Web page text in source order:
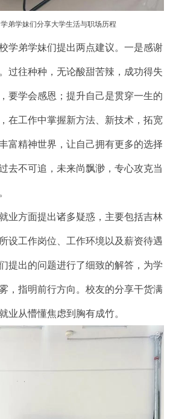
弟学妹们分享大学生活与职场历程
学弟学妹们提出两点建议。一是感谢
过往种种，无论酸甜苦辣，成功得失
要学会感恩；提升自己是贯穿一生的
在工作中掌握新方法、新技术，拓宽
富精神世界，让自己拥有更多的选择
去不可追，未来尚飘渺，专心攻克当
业方面提出诸多疑惑，主要包括吉林
设工作岗位、工作环境以及薪资待遇
提出的问题进行了细致的解答，为学
，指明前行方向。校友的分享干货满
业从懵懂焦虑到胸有成竹。